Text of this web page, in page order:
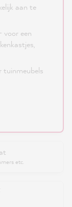
aan te
voor een
tuinmeubels
etc.